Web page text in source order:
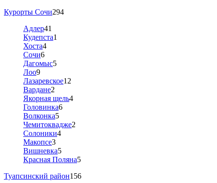
Курорты Сочи294
Адлер41
Кудепста1
Хоста4
Сочи6
Дагомыс5
Лоо9
Лазаревское12
Вардане2
Якорная щель4
Головинка6
Волконка5
Чемитоквадже2
Солоники4
Макопсе3
Вишневка5
Красная Поляна5
Туапсинский район156